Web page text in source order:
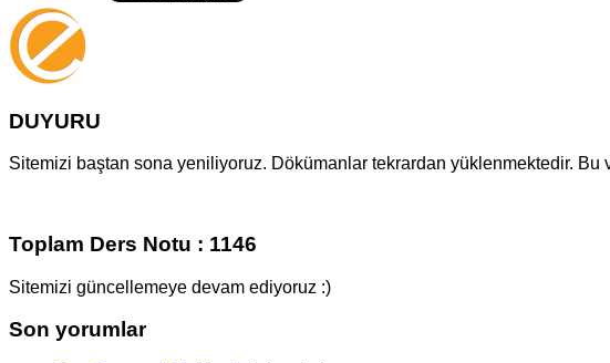
DUYURU
Sitemizi baştan sona yeniliyoruz. Dökümanlar tekrardan yüklenmektedir. Bu
Toplam Ders Notu : 1146
Sitemizi güncellemeye devam ediyoruz :)
Son yorumlar